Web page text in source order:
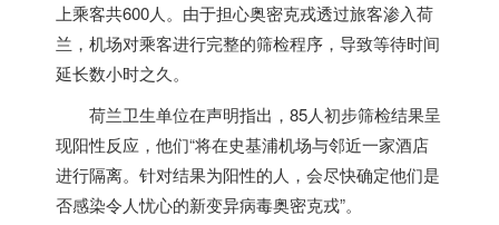
上乘客共600人。由于担心奥密克戎透过旅客渗入荷
兰 ，机场对乘客进行完整的筛检程序，导致等待时间
延长数小时之久。
荷兰卫生单位在声明指出，85人初步筛检结果呈
现阳性反应，他们“将在史基浦机场与邻近一家酒店
进行隔离。针对结果为阳性的人，会尽快确定他们是
否感染令人忧心的新变异病毒奥密克戎”。